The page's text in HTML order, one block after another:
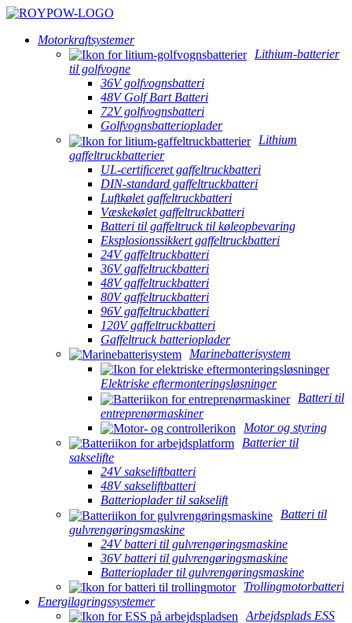
Motorkraftsystemer
Lithium-batterier
til golfvogne
36V golfvognsbatteri
48V Golf Bart Batteri
72V golfvognsbatteri
Golfvognsbatterioplader
Lithium
gaffeltruckbatterier
UL-certificeret gaffeltruckbatteri
DIN-standard gaffeltruckbatteri
Luftkølet gaffeltruckbatteri
Væskekølet gaffeltruckbatteri
Batteri til gaffeltruck til køleopbevaring
Eksplosionssikkert gaffeltruckbatteri
24V gaffeltruckbatteri
36V gaffeltruckbatteri
48V gaffeltruckbatteri
80V gaffeltruckbatteri
96V gaffeltruckbatteri
120V gaffeltruckbatteri
Gaffeltruck batterioplader
Marinebatterisystem
Elektriske eftermonteringsløsninger
Batteri til
entreprenørmaskiner
Motor og styring
Batterier til
sakselifte
24V sakseliftbatteri
48V sakseliftbatteri
Batterioplader til sakselift
Batteri til
gulvrengøringsmaskine
24V batteri til gulvrengøringsmaskine
36V batteri til gulvrengøringsmaskine
Batterioplader til gulvrengøringsmaskine
Trollingmotorbatteri
Energilagringssystemer
Arbejdsplads ESS